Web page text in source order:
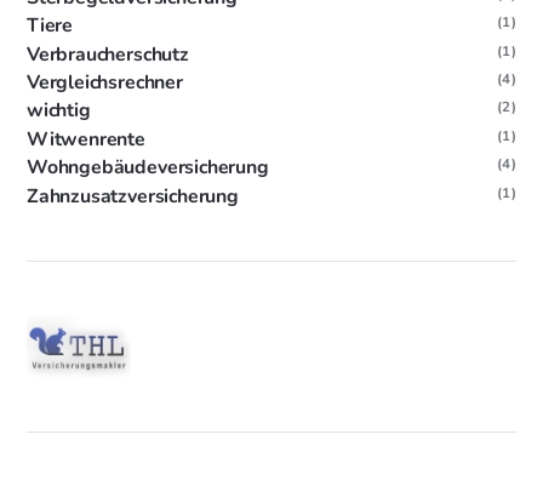
Tiere (1)
Verbraucherschutz (1)
Vergleichsrechner (4)
wichtig (2)
Witwenrente (1)
Wohngebäudeversicherung (4)
Zahnzusatzversicherung (1)